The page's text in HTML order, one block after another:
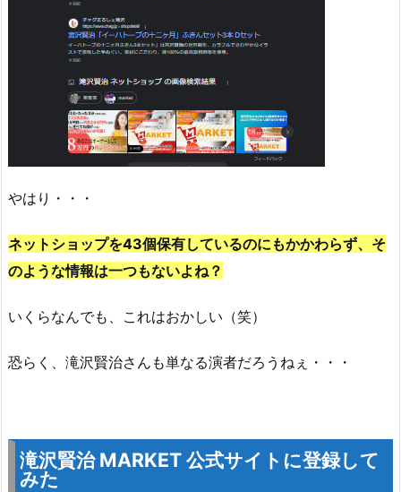
やはり・・・
ネットショップを43個保有しているのにもかかわらず、そ
のような情報は一つもないよね？
いくらなんでも、これはおかしい（笑）
恐らく、滝沢賢治さんも単なる演者だろうねぇ・・・
滝沢賢治 MARKET 公式サイトに登録して
みた